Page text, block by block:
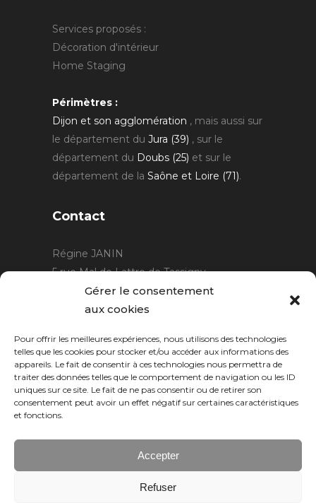
Gérer le consentement
aux cookies
Pour offrir les meilleures expériences, nous utilisons des technologies
telles que les cookies pour stocker et/ou accéder aux informations des
appareils. Le fait de consentir à ces technologies nous permettra de
traiter des données telles que le comportement de navigation ou les ID
uniques sur ce site. Le fait de ne pas consentir ou de retirer son
consentement peut avoir un effet négatif sur certaines caractéristiques
et fonctions.
Accepter
Refuser
Services proposés :
Décoration d'intérieur
Home Staging
Périmètres :
Dijon et son agglomération , mais aussi sur
le département du Jura (39) , sur le
département du Doubs (25) et sur le
département de la Saône et Loire (71).
Contact
Régine JANIN
5 rue Mal de Lattre de Tassigny
21220 Gevrey Chambertin
06 15 15 80 29
Horaires :sur rendez-vous.